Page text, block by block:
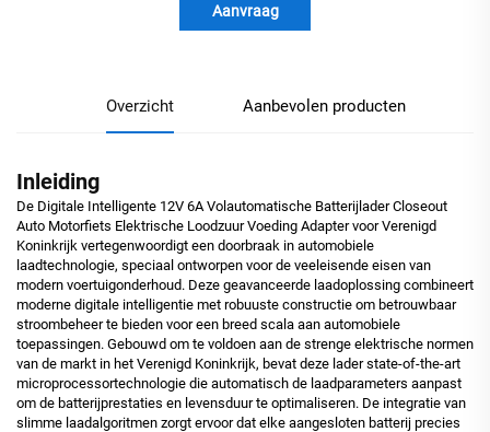
Aanvraag
Overzicht Aanbevolen producten
Inleiding
De Digitale Intelligente 12V 6A Volautomatische Batterijlader Closeout
Auto Motorfiets Elektrische Loodzuur Voeding Adapter voor Verenigd
Koninkrijk vertegenwoordigt een doorbraak in automobiele
laadtechnologie, speciaal ontworpen voor de veeleisende eisen van
modern voertuigonderhoud. Deze geavanceerde laadoplossing combineert
moderne digitale intelligentie met robuuste constructie om betrouwbaar
stroombeheer te bieden voor een breed scala aan automobiele
toepassingen. Gebouwd om te voldoen aan de strenge elektrische normen
van de markt in het Verenigd Koninkrijk, bevat deze lader state-of-the-art
microprocessortechnologie die automatisch de laadparameters aanpast
om de batterijprestaties en levensduur te optimaliseren. De integratie van
slimme laadalgoritmen zorgt ervoor dat elke aangesloten batterij precies